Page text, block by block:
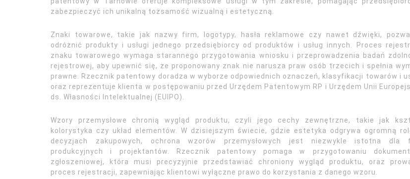
zabezpieczyć ich unikalną tożsamość wizualną i estetyczną.
Znaki towarowe, takie jak nazwy firm, logotypy, hasła reklamowe czy nawet dźwięki,
odróżnić produkty i usługi jednego przedsiębiorcy od produktów i usług innych. Proces
znaku towarowego wymaga starannego przygotowania wniosku i przeprowadzenia badań
rejestrowej, aby upewnić się, że proponowany znak nie narusza praw osób trzecich i spełnia
prawne. Rzecznik patentowy doradza w wyborze odpowiednich oznaczeń, klasyfikacji towarów i
oraz reprezentuje klienta w postępowaniu przed Urzędem Patentowym RP i Urzędem Unii
ds. Własności Intelektualnej (EUIPO).
Wzory przemysłowe chronią wygląd produktu, czyli jego cechy zewnętrzne, takie jak
kolorystyka czy układ elementów. W dzisiejszym świecie, gdzie estetyka odgrywa ogromną
decyzjach zakupowych, ochrona wzorów przemysłowych jest niezwykle istotna dla
produkcyjnych i projektantów. Rzecznik patentowy pomaga w przygotowaniu
zgłoszeniowej, która musi precyzyjnie przedstawiać chroniony wygląd produktu, oraz
proces rejestracji, zapewniając klientowi wyłączne prawo do korzystania z danego wzoru.